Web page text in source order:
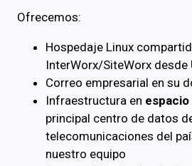
Ofrecemos:
Hospedaje Linux
InterWorx/SiteWorx desde
Correo empresarial en su
Infraestructura en
principal centro de datos
telecomunicaciones del
nuestro equipo